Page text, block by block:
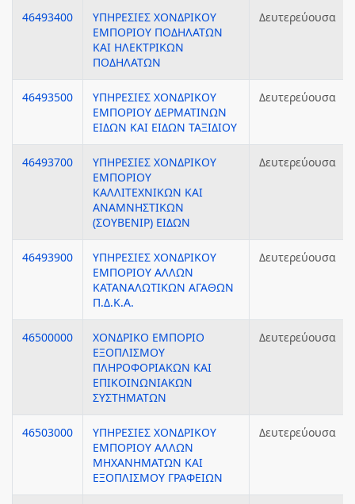
46493400
ΥΠΗΡΕΣΙΕΣ ΧΟΝΔΡΙΚΟΥ
ΕΜΠΟΡΙΟΥ ΠΟΔΗΛΑΤΩΝ
ΚΑΙ ΗΛΕΚΤΡΙΚΩΝ
ΠΟΔΗΛΑΤΩΝ
Δευτερεύουσα
46493500
ΥΠΗΡΕΣΙΕΣ ΧΟΝΔΡΙΚΟΥ
ΕΜΠΟΡΙΟΥ ΔΕΡΜΑΤΙΝΩΝ
ΕΙΔΩΝ ΚΑΙ ΕΙΔΩΝ ΤΑΞΙΔΙΟΥ
Δευτερεύουσα
46493700
ΥΠΗΡΕΣΙΕΣ ΧΟΝΔΡΙΚΟΥ
ΕΜΠΟΡΙΟΥ
ΚΑΛΛΙΤΕΧΝΙΚΩΝ ΚΑΙ
ΑΝΑΜΝΗΣΤΙΚΩΝ
(ΣΟΥΒΕΝΙΡ) ΕΙΔΩΝ
Δευτερεύουσα
46493900
ΥΠΗΡΕΣΙΕΣ ΧΟΝΔΡΙΚΟΥ
ΕΜΠΟΡΙΟΥ ΑΛΛΩΝ
ΚΑΤΑΝΑΛΩΤΙΚΩΝ ΑΓΑΘΩΝ
Π.Δ.Κ.Α.
Δευτερεύουσα
46500000
ΧΟΝΔΡΙΚΟ ΕΜΠΟΡΙΟ
ΕΞΟΠΛΙΣΜΟΥ
ΠΛΗΡΟΦΟΡΙΑΚΩΝ ΚΑΙ
ΕΠΙΚΟΙΝΩΝΙΑΚΩΝ
ΣΥΣΤΗΜΑΤΩΝ
Δευτερεύουσα
46503000
ΥΠΗΡΕΣΙΕΣ ΧΟΝΔΡΙΚΟΥ
ΕΜΠΟΡΙΟΥ ΑΛΛΩΝ
ΜΗΧΑΝΗΜΑΤΩΝ ΚΑΙ
ΕΞΟΠΛΙΣΜΟΥ ΓΡΑΦΕΙΩΝ
Δευτερεύουσα